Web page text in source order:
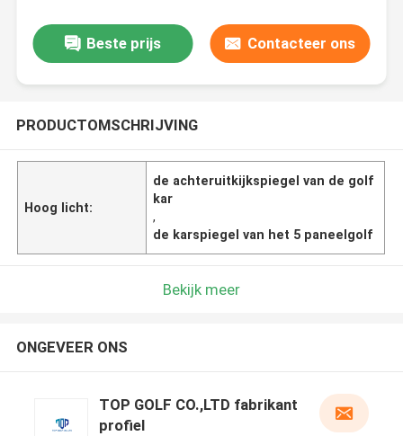
Beste prijs Contacteer ons
PRODUCTOMSCHRIJVING
Hoog licht:
de achteruitkijkspiegel van de golf
kar
,
de karspiegel van het 5 paneelgolf
Bekijk meer
ONGEVEER ONS
TOP GOLF CO.,LTD fabrikant
profiel